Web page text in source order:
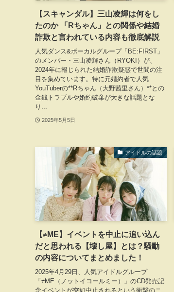
【スキャンダル】三山凌輝は何をし
たのか 「Rちゃん」との関係や結婚
詐欺と言われている内容も徹底解説
人気ダンス&ボーカルグループ「BE:FIRST」
のメンバー・三山凌輝さん（RYOKI）が、
2024年に報じられた結婚詐欺疑惑で世間の注
目を集めています。特に元婚約者で人気
YouTuberの**Rちゃん（大野茜里さん）**との
金銭トラブルや婚約破棄が大きな話題とな
り...
2025年5月5日
アイドルの話題
【≠ME】イベントを中止に追い込ん
だと思われる【壊し屋】とは？騒動
の内容についてまとめました！
2025年4月29日、人気アイドルグループ
「≠ME（ノットイコールミー）」のCD発売記
念イベントが突如中止されるという衝撃のニ